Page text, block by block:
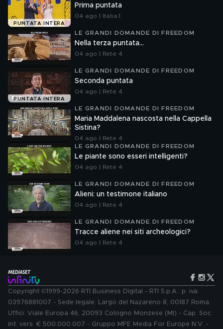
PUNTATA INTERA
Prima puntata
04 ago | Italia 1
LE GRANDI DOMANDE DI FREEDOM
Nella terza puntata...
04 ago | Rete 4
PUNTATA INTERA
LE GRANDI DOMANDE DI FREEDOM
Seconda puntata
04 ago | Rete 4
LE GRANDI DOMANDE DI FREEDOM
Maria Maddalena nascosta nella Cappella
Sistina?
04 ago | Rete 4
LE GRANDI DOMANDE DI FREEDOM
Le piante sono esseri intelligenti?
04 ago | Rete 4
LE GRANDI DOMANDE DI FREEDOM
Alieni: un testimone italiano
04 ago | Rete 4
LE GRANDI DOMANDE DI FREEDOM
Tracce aliene nei siti archeologici?
04 ago | Rete 4
Copyright ©1999-2026 RTI Business Digital - RTI S.p.A.: p. iva
03976881007 - Sede legale: Largo del Nazareno 8, 00187 Roma.
Uffici: Viale Europa 46, 20093 Cologno Monzese (MI) - Cap. Soc.
int. vers. € 500.000.007 - Gruppo MFE Media For Europe N.V. -